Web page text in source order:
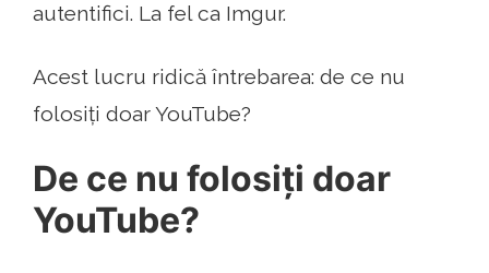
autentifici. La fel ca Imgur.
Acest lucru ridică întrebarea: de ce nu
folosiți doar YouTube?
De ce nu folosiți doar
YouTube?